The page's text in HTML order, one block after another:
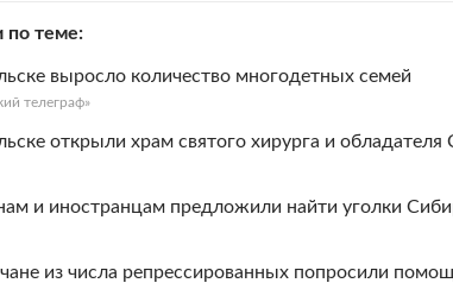
по теме
выросло количество многодетных семей
телеграф»
открыли храм святого хирурга и обладателя
и иностранцам предложили найти уголки
из числа репрессированных попросили